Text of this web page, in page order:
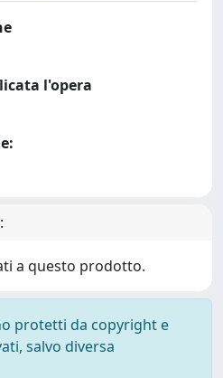
l'opera
a questo prodotto.
protetti da copyright e
salvo diversa